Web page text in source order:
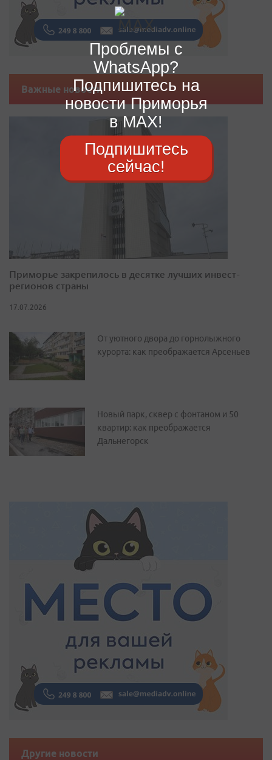
Важные новости
Приморье закрепилось в десятке лучших инвест-
регионов страны
17.07.2026
От уютного двора до горнолыжного
курорта: как преображается Арсеньев
Новый парк, сквер с фонтаном и 50
квартир: как преображается
Дальнегорск
Другие новости
Проблемы с
WhatsApp?
Подпишитесь на
новости Приморья
в MAX!
Подпишитесь
сейчас!